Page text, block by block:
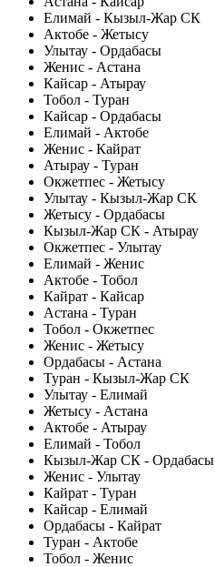
Елимай - Кызыл-Жар СК
Актобе - Жетысу
Улытау - Ордабасы
Женис - Астана
Кайсар - Атырау
Тобол - Туран
Кайсар - Ордабасы
Елимай - Актобе
Женис - Кайрат
Атырау - Туран
Окжетпес - Жетысу
Улытау - Кызыл-Жар СК
Жетысу - Ордабасы
Кызыл-Жар СК - Атырау
Окжетпес - Улытау
Елимай - Женис
Актобе - Тобол
Кайрат - Кайсар
Астана - Туран
Тобол - Окжетпес
Женис - Жетысу
Ордабасы - Астана
Туран - Кызыл-Жар СК
Улытау - Елимай
Жетысу - Астана
Актобе - Атырау
Елимай - Тобол
Кызыл-Жар СК - Ордабасы
Женис - Улытау
Кайрат - Туран
Кайсар - Елимай
Ордабасы - Кайрат
Туран - Актобе
Тобол - Женис